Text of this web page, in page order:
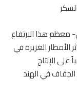
معظم هذا الارتفاع
الأمطار الغزيرة في
على الإنتاج
الجفاف في الهند